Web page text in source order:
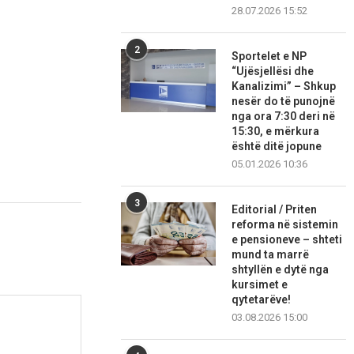
28.07.2026 15:52
2
Sportelet e NP
“Ujësjellësi dhe
Kanalizimi” – Shkup
nesër do të punojnë
nga ora 7:30 deri në
15:30, e mërkura
është ditë jopune
05.01.2026 10:36
3
Editorial / Priten
reforma në sistemin
e pensioneve – shteti
mund ta marrë
shtyllën e dytë nga
kursimet e
qytetarëve!
03.08.2026 15:00